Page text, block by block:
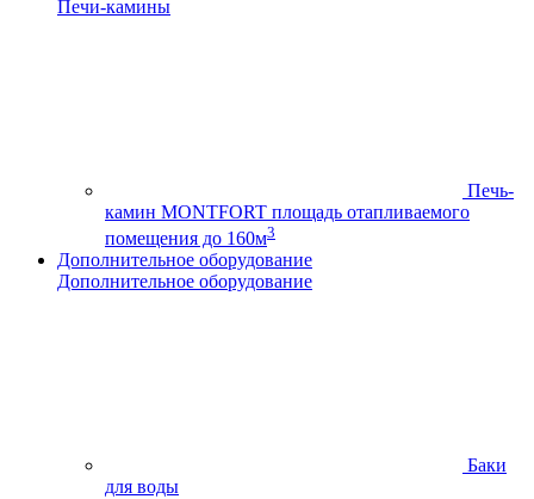
Печи-камины
Печь-
камин MONTFORT площадь отапливаемого
помещения до 160м3
Дополнительное оборудование
Дополнительное оборудование
Баки
для воды